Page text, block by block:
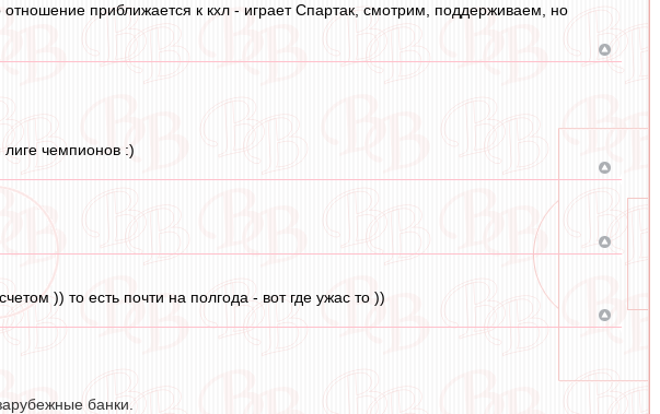
приближается к кхл - играет Спартак, смотрим, поддерживаем, но
чемпионов :)
)) то есть почти на полгода - вот где ужас то ))
банки.